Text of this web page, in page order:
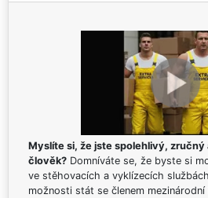
Myslíte si, že jste spolehlivý,
člověk? Domníváte se, že byste si
ve stěhovacích a vyklízecích
možnosti stát se členem